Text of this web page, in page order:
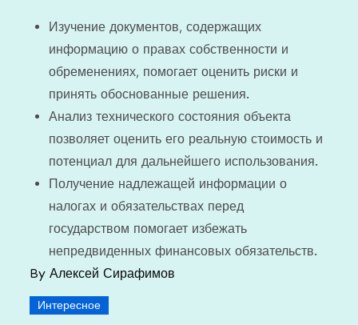
Изучение документов, содержащих
информацию о правах собственности и
обременениях, помогает оценить риски и
принять обоснованные решения.
Анализ технического состояния объекта
позволяет оценить его реальную стоимость и
потенциал для дальнейшего использования.
Получение надлежащей информации о
налогах и обязательствах перед
государством помогает избежать
непредвиденных финансовых обязательств.
ByАлексей Сирафимов
Интересное